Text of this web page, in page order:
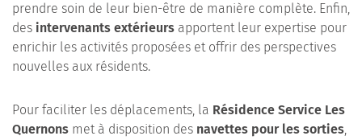
prendre soin de leur bien-être de manière complète. Enfin,
des intervenants extérieurs apportent leur expertise pour
enrichir les activités proposées et offrir des perspectives
nouvelles aux résidents.
Pour faciliter les déplacements, la Résidence Service Les
Quernons met à disposition des navettes pour les sorties,